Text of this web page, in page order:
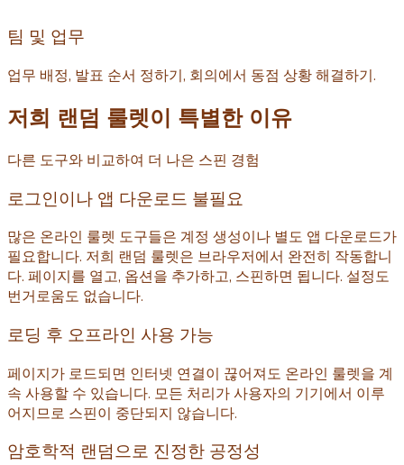
팀 및 업무
업무 배정, 발표 순서 정하기, 회의에서 동점 상황 해결하기.
저희 랜덤 룰렛이 특별한 이유
다른 도구와 비교하여 더 나은 스핀 경험
로그인이나 앱 다운로드 불필요
많은 온라인 룰렛 도구들은 계정 생성이나 별도 앱 다운로드가
필요합니다. 저희 랜덤 룰렛은 브라우저에서 완전히 작동합니
다. 페이지를 열고, 옵션을 추가하고, 스핀하면 됩니다. 설정도
번거로움도 없습니다.
로딩 후 오프라인 사용 가능
페이지가 로드되면 인터넷 연결이 끊어져도 온라인 룰렛을 계
속 사용할 수 있습니다. 모든 처리가 사용자의 기기에서 이루
어지므로 스핀이 중단되지 않습니다.
암호학적 랜덤으로 진정한 공정성